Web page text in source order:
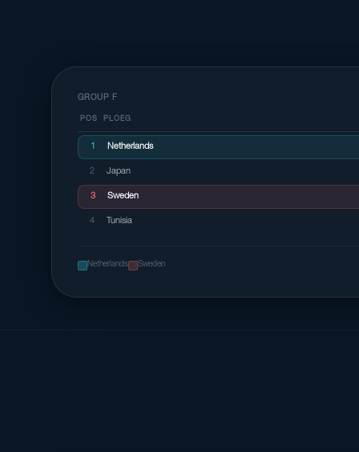
GROUP F
POS PLOEG
1 Netherlands
2 Japan
3 Sweden
4 Tunisia
Netherlands Sweden